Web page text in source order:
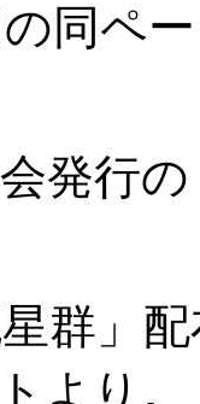
同ペ
発行
星群」
より。